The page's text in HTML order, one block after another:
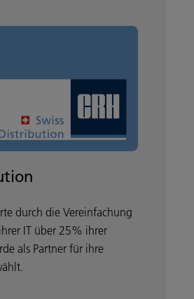
durch die Vereinfachung
IT über 25% ihrer
als Partner für ihre